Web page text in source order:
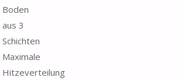
Boden
aus 3
Schichten
Maximale
Hitzeverteilung